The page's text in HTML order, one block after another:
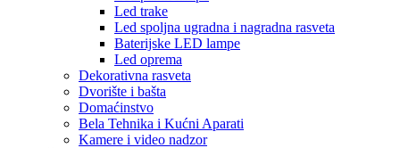
Led trake
Led spoljna ugradna i nagradna rasveta
Baterijske LED lampe
Led oprema
Dekorativna rasveta
Dvorište i bašta
Domaćinstvo
Bela Tehnika i Kućni Aparati
Kamere i video nadzor